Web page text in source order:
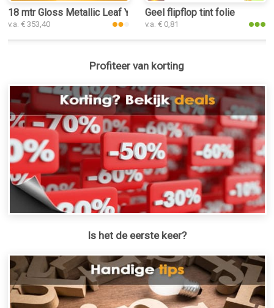
18 mtr Gloss Metallic Leaf Yellow 3058 interieurfolie
v.a. € 353,40
Geel flipflop tint folie
v.a. € 0,81
Profiteer van korting
Is het de eerste keer?